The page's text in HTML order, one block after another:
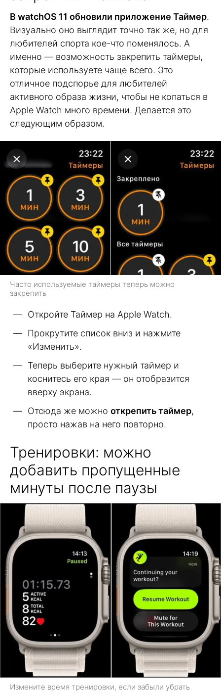
В watchOS 11 обновили приложение Таймер.
Визуально оно выглядит точно так же, но для
любителей спорта кое-что поменялось. А
именно — возможность закрепить таймеры,
которые используете чаще всего. Это
отличное подспорье для любителей
активного образа жизни, чтобы не копаться в
Apple Watch много времени. Делается это
следующим образом.
Часто используемые таймеры теперь можно
закрепить
Откройте Таймер на Apple Watch.
Прокрутите список вниз и нажмите
«Изменить».
Теперь выберите нужный таймер и
коснитесь его края — он отобразится
вверху экрана.
Отсюда же можно открепить таймер,
просто нажав на него повторно.
Тренировки: можно
добавить пропущенные
минуты после паузы
Измените время тренировки, если забыли убрать